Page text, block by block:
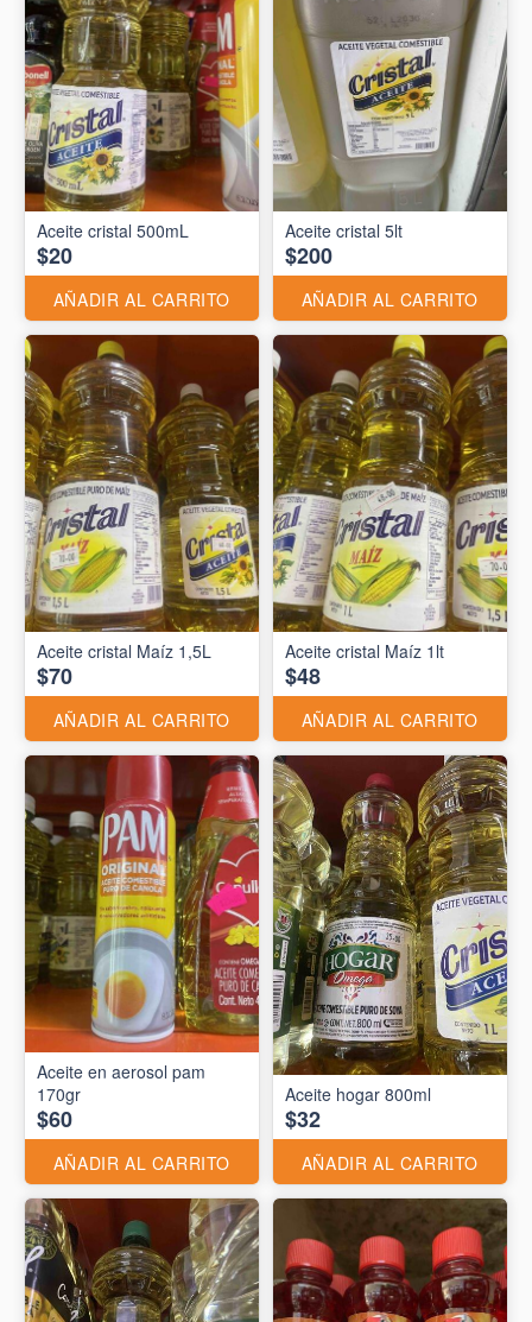
Aceite cristal 500mL
$20
AÑADIR AL CARRITO
Aceite cristal 5lt
$200
AÑADIR AL CARRITO
Aceite cristal Maíz 1,5L
$70
AÑADIR AL CARRITO
Aceite cristal Maíz 1lt
$48
AÑADIR AL CARRITO
Aceite en aerosol pam
170gr
$60
AÑADIR AL CARRITO
Aceite hogar 800ml
$32
AÑADIR AL CARRITO